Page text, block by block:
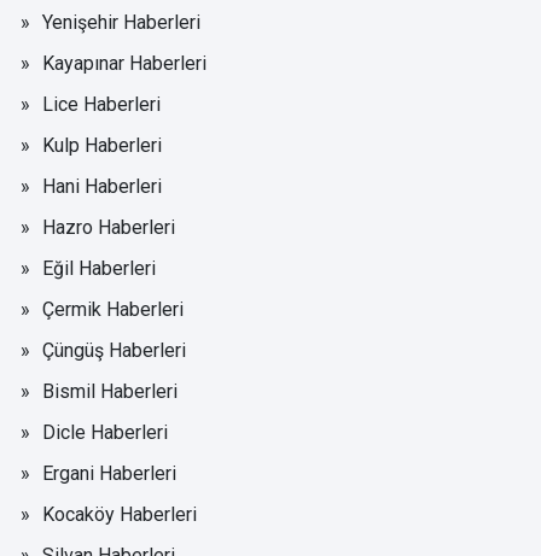
Yenişehir Haberleri
Kayapınar Haberleri
Lice Haberleri
Kulp Haberleri
Hani Haberleri
Hazro Haberleri
Eğil Haberleri
Çermik Haberleri
Çüngüş Haberleri
Bismil Haberleri
Dicle Haberleri
Ergani Haberleri
Kocaköy Haberleri